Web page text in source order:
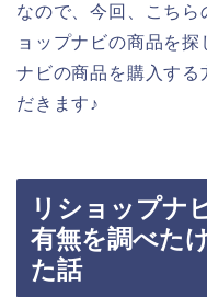
なので、今回、こち
ョップナビの商品を
ナビの商品を購入する
だきます♪
リショップナ
有無を調べた
た話